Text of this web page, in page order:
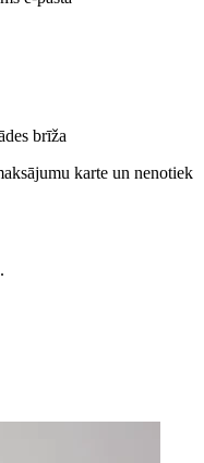
brīža
karte un nenotiek